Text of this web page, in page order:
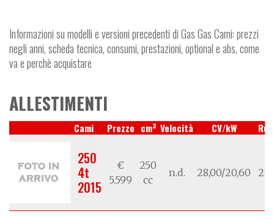
Informazioni su modelli e versioni precedenti di Gas Gas Cami: prezzi
negli anni, scheda tecnica, consumi, prestazioni, optional e abs, come
va e perchè acquistare
ALLESTIMENTI
Cami Prezzo cm3 Velocità CV/kW
250
4t
2015
€
5.599
250
cc
n.d. 28,00/20,60